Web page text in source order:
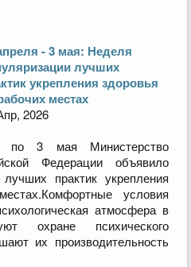
- 3 мая: Неделя
лучших
укрепления здоровья
местах
2026
3 мая Министерство
Федерации объявило
практик укрепления
условия
атмосфера в
охране психического
их производительность